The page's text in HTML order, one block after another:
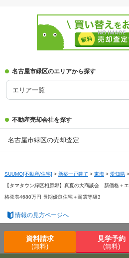
資料請求
(無料)
見学予約
(無料)
名古屋市緑区のエリアから探す
エリア一覧
不動産売却会社を探す
名古屋市緑区の売却査定
SUUMO[不動産/住宅] > 新築一戸建て > 東海 > 愛知県 >
【タマタウン緑区相原郷】真夏の大商談会 新価格＋
格発表4680万円 長期優良住宅＋耐震等級3
情報の見方ページへ